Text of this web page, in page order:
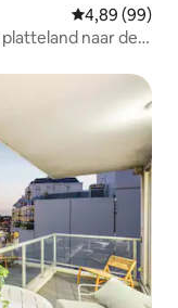
Gemiddelde
4,89 (99)
naar de